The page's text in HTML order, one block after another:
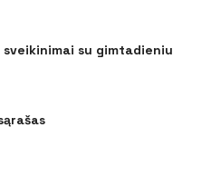
sveikinimai su gimtadieniu